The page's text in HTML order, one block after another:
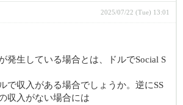
2025/07/22 (Tue) 13:01
発生している場合とは、ドルでSocial S
で収入がある場合でしょうか。逆にSS
収入がない場合には